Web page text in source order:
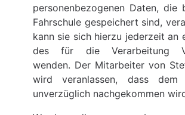
personenbezogenen Daten, die
Fahrschule gespeichert sind,
kann sie sich hierzu jederzeit an
des für die Verarbeitung
wenden. Der Mitarbeiter von
wird veranlassen, dass dem
unverzüglich nachgekommen